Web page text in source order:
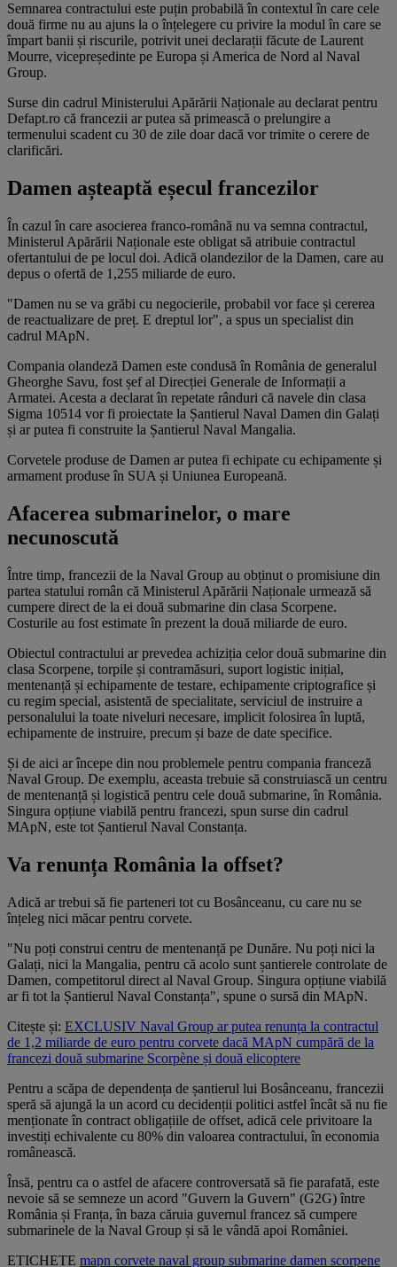
Semnarea contractului este puțin probabilă în contextul în care cele
două firme nu au ajuns la o înțelegere cu privire la modul în care se
împart banii și riscurile, potrivit unei declarații făcute de Laurent
Mourre, vicepreședinte pe Europa și America de Nord al Naval
Group.
Surse din cadrul Ministerului Apărării Naționale au declarat pentru
Defapt.ro că francezii ar putea să primească o prelungire a
termenului scadent cu 30 de zile doar dacă vor trimite o cerere de
clarificări.
Damen așteaptă eșecul francezilor
În cazul în care asocierea franco-română nu va semna contractul,
Ministerul Apărării Naționale este obligat să atribuie contractul
ofertantului de pe locul doi. Adică olandezilor de la Damen, care au
depus o ofertă de 1,255 miliarde de euro.
"Damen nu se va grăbi cu negocierile, probabil vor face și cererea
de reactualizare de preț. E dreptul lor", a spus un specialist din
cadrul MApN.
Compania olandeză Damen este condusă în România de generalul
Gheorghe Savu, fost șef al Direcției Generale de Informații a
Armatei. Acesta a declarat în repetate rânduri că navele din clasa
Sigma 10514 vor fi proiectate la Șantierul Naval Damen din Galați
și ar putea fi construite la Șantierul Naval Mangalia.
Corvetele produse de Damen ar putea fi echipate cu echipamente și
armament produse în SUA și Uniunea Europeană.
Afacerea submarinelor, o mare
necunoscută
Între timp, francezii de la Naval Group au obținut o promisiune din
partea statului român că Ministerul Apărării Naționale urmează să
cumpere direct de la ei două submarine din clasa Scorpene.
Costurile au fost estimate în prezent la două miliarde de euro.
Obiectul contractului ar prevedea achiziția celor două submarine din
clasa Scorpene, torpile și contramăsuri, suport logistic inițial,
mentenanță și echipamente de testare, echipamente criptografice și
cu regim special, asistentă de specialitate, serviciul de instruire a
personalului la toate niveluri necesare, implicit folosirea în luptă,
echipamente de instruire, precum și baze de date specifice.
Și de aici ar începe din nou problemele pentru compania franceză
Naval Group. De exemplu, aceasta trebuie să construiască un centru
de mentenanță și logistică pentru cele două submarine, în România.
Singura opțiune viabilă pentru francezi, spun surse din cadrul
MApN, este tot Șantierul Naval Constanța.
Va renunța România la offset?
Adică ar trebui să fie parteneri tot cu Bosânceanu, cu care nu se
înțeleg nici măcar pentru corvete.
"Nu poți construi centru de mentenanță pe Dunăre. Nu poți nici la
Galați, nici la Mangalia, pentru că acolo sunt șantierele controlate de
Damen, competitorul direct al Naval Group. Singura opțiune viabilă
ar fi tot la Șantierul Naval Constanța", spune o sursă din MApN.
Citește și: EXCLUSIV Naval Group ar putea renunța la contractul
de 1,2 miliarde de euro pentru corvete dacă MApN cumpără de la
francezi două submarine Scorpène și două elicoptere
Pentru a scăpa de dependența de șantierul lui Bosânceanu, francezii
speră să ajungă la un acord cu decidenții politici astfel încât să nu fie
menționate în contract obligațiile de offset, adică cele privitoare la
investiți echivalente cu 80% din valoarea contractului, în economia
românească.
Însă, pentru ca o astfel de afacere controversată să fie parafată, este
nevoie să se semneze un acord "Guvern la Guvern" (G2G) între
România și Franța, în baza căruia guvernul francez să cumpere
submarinele de la Naval Group și să le vândă apoi României.
ETICHETE mapn corvete naval group submarine damen scorpene